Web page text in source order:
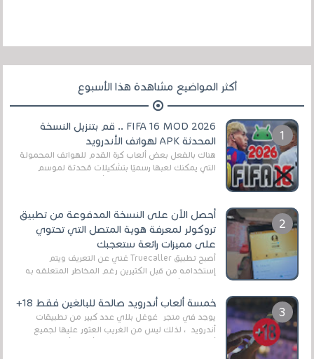
أكثر المواضيع مشاهدة هذا الأسبوع
FIFA 16 MOD 2026 .. قم بتنزيل النسخة
المحدثة APK لهواتف الأندرويد
هناك بالفعل بعض ألعاب كرة القدم للهواتف المحمولة
التي يمكنك لعبها رسميًا بتشكيلات مُحدثة لموسم
أحصل الآن على النسخة المدفوعة من تطبيق
تروكولر لمعرفة هوية المتصل التي تحتوي
على مميزات رائعة ستعجبك
أصبح تطبيق Truecaller غني عن التعريف ويتم
إستخدامه من قبل الكثيرين رغم المخاطر المتعلقه به
خمسة ألعاب أندرويد صالحة للبالغين فقط 18+
يوجد في متجر غوغل بلاي عدد كبير من تطبيقات
أندرويد ، لذلك ليس من الغريب العثور عليها لجميع